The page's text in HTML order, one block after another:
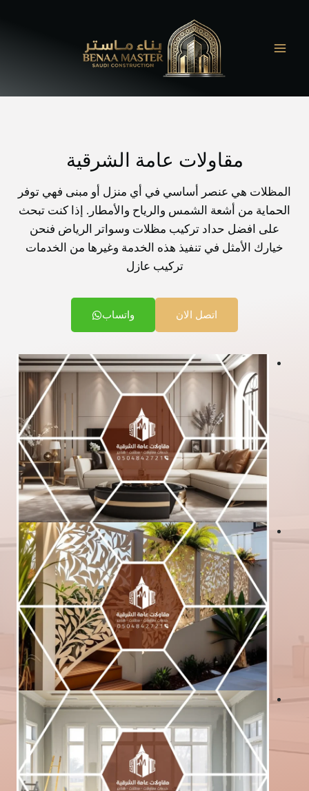
المحتوى
مقاولات عامة الشرقية
المظلات هي عنصر أساسي في أي منزل أو مبنى فهي توفر
الحماية من أشعة الشمس والرياح والأمطار. إذا كنت تبحث
على افضل حداد تركيب مظلات وسواتر الرياض فنحن
خيارك الأمثل في تنفيذ هذه الخدمة وغيرها من الخدمات
تركيب عازل
اتصل الان واتساب